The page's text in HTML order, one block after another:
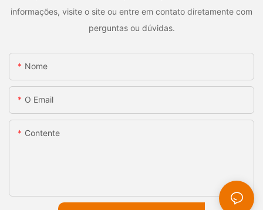
informações, visite o site ou entre em contato diretamente com
perguntas ou dúvidas.
Nome
O Email
Contente